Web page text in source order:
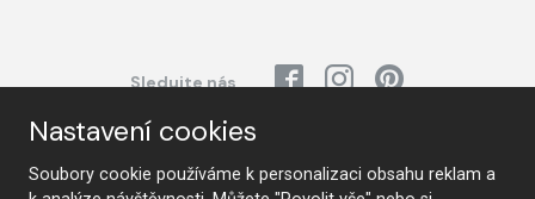
Sledujte nás
Nábytek
Nastavení cookies
Soubory cookie používáme k personalizaci obsahu reklam a